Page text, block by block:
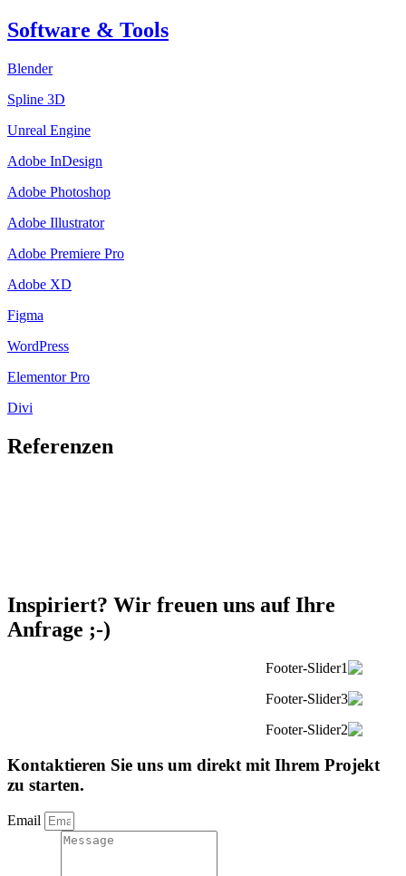
Software & Tools
Blender
Spline 3D
Unreal Engine
Adobe InDesign
Adobe Photoshop
Adobe Illustrator
Adobe Premiere Pro
Adobe XD
Figma
WordPress
Elementor Pro
Divi
Referenzen
Inspiriert? Wir freuen uns auf Ihre
Anfrage ;-)
Kontaktieren Sie uns um direkt mit Ihrem Projekt
zu starten.
Email